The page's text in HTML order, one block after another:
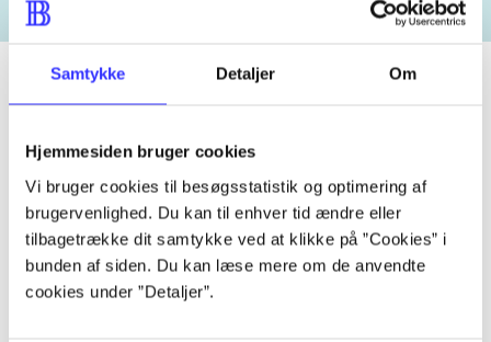
Samtykke Detaljer Om
Hjemmesiden bruger cookies
Vi bruger cookies til besøgsstatistik og optimering af
brugervenlighed. Du kan til enhver tid ændre eller
tilbagetrække dit samtykke ved at klikke på ”Cookies” i
bunden af siden. Du kan læse mere om de anvendte
cookies under ”Detaljer”.
Tidsskrift
Artiklen er en del af
lorem ipsum dolor sit amet ...
Tidsskrift
handler ofte om